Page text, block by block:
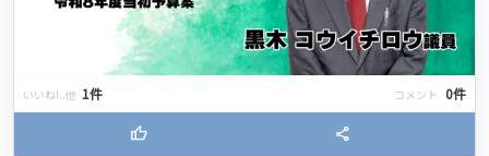
いいね!..他 1件 コメント 0件
thumb_up share